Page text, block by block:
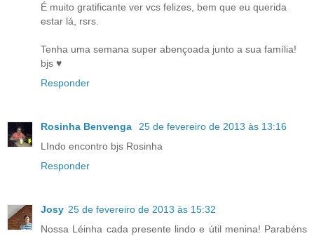
É muito gratificante ver vcs felizes, bem que eu querida
estar lá, rsrs.
Tenha uma semana super abençoada junto a sua família!
bjs ♥
Responder
Rosinha Benvenga
25 de fevereiro de 2013 às 13:16
LIndo encontro bjs Rosinha
Responder
Josy 25 de fevereiro de 2013 às 15:32
Nossa Léinha cada presente lindo e útil menina! Parabéns